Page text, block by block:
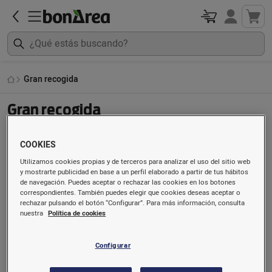
Gran recogida
Gran recogida
Colabora con el Banco de Alimentos, ¡tú lo
haces posible!
Estos artículos tienen como objetivo colaborar con la
Gran Recogida, que organiza el
un lote virtual queno se entrega al cliente,
COOKIES
Utilizamos cookies propias y de terceros para analizar el uso del sitio web
y mostrarte publicidad en base a un perfil elaborado a partir de tus hábitos
de navegación. Puedes aceptar o rechazar las cookies en los botones
correspondientes. También puedes elegir que cookies deseas aceptar o
rechazar pulsando el botón “Configurar”. Para más información, consulta
nuestra Política de cookies
Configurar